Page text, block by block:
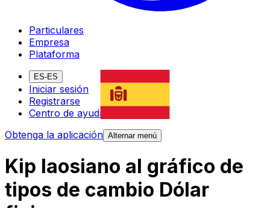
Particulares
Empresa
Plataforma
ES-ES
Iniciar sesión
Registrarse
Centro de ayuda
Obtenga la aplicación Alternar menú
Kip laosiano al gráfico de
tipos de cambio Dólar